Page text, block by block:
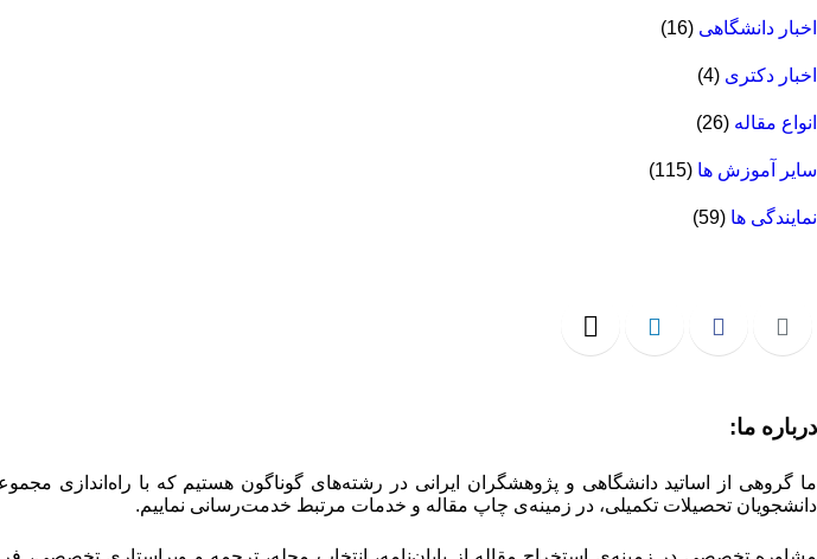
اخبار دانشگاهی (16)
اخبار دکتری (4)
انواع مقاله (26)
سایر آموزش ها (115)
نمایندگی ها (59)
درباره ما:
ما گروهی از اساتید دانشگاهی و پژوهشگران ایرانی در رشته‌های گوناگون هستیم که با راه‌اندازی
دانشجویان تحصیلات تکمیلی، در زمینه‌ی چاپ مقاله و خدمات مرتبط خدمت‌رسانی نماییم.